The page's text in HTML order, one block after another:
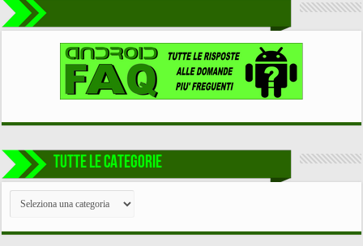
TUTTE LE CATEGORIE
TUTTE
CATEGORIE